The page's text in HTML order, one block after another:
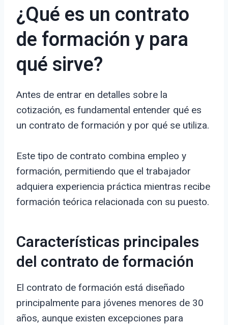
¿Qué es un contrato
de formación y para
qué sirve?
Antes de entrar en detalles sobre la
cotización, es fundamental entender qué es
un contrato de formación y por qué se utiliza.
Este tipo de contrato combina empleo y
formación, permitiendo que el trabajador
adquiera experiencia práctica mientras recibe
formación teórica relacionada con su puesto.
Características principales
del contrato de formación
El contrato de formación está diseñado
principalmente para jóvenes menores de 30
años, aunque existen excepciones para